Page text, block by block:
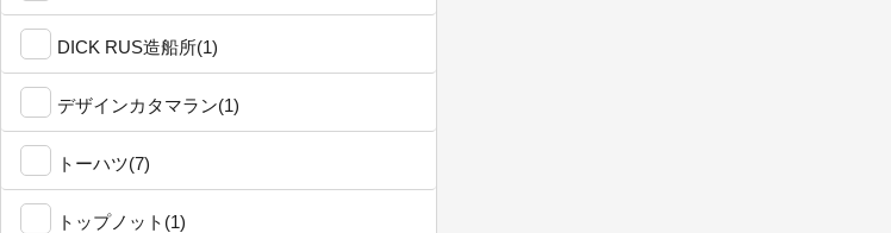
DICK RUS造船所(1)
デザインカタマラン(1)
トーハツ(7)
トップノット(1)